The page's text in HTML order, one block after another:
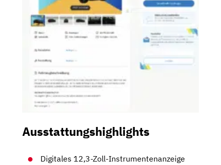
Ausstattungshighlights
Digitales 12,3-Zoll-Instrumentenanzeige